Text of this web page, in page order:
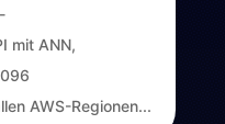
mit ANN,
AWS-Regionen...